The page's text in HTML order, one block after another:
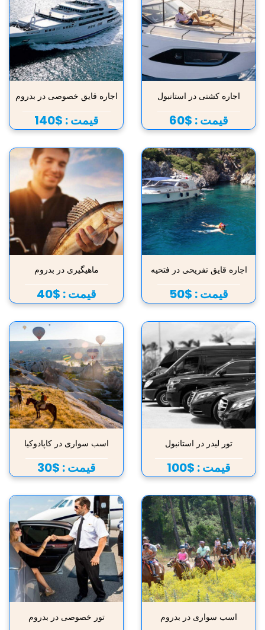
اجاره کشتی در استانبول
قیمت : $60
اجاره قایق خصوصی در بدروم
قیمت : $140
اجاره قایق تفریحی در فتحیه
قیمت : $50
ماهیگیری در بدروم
قیمت : $40
تور لیدر در استانبول
قیمت : $100
اسب سواری در کاپادوکیا
قیمت : $30
اسب سواری در بدروم تور خصوصی در بدروم